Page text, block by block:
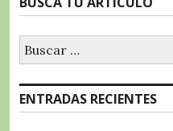
ENTRADAS RECIENTES